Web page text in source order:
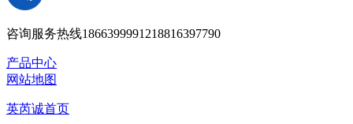
咨询服务热线1866399991218816397790
产品中心
网站地图
英芮诚首页